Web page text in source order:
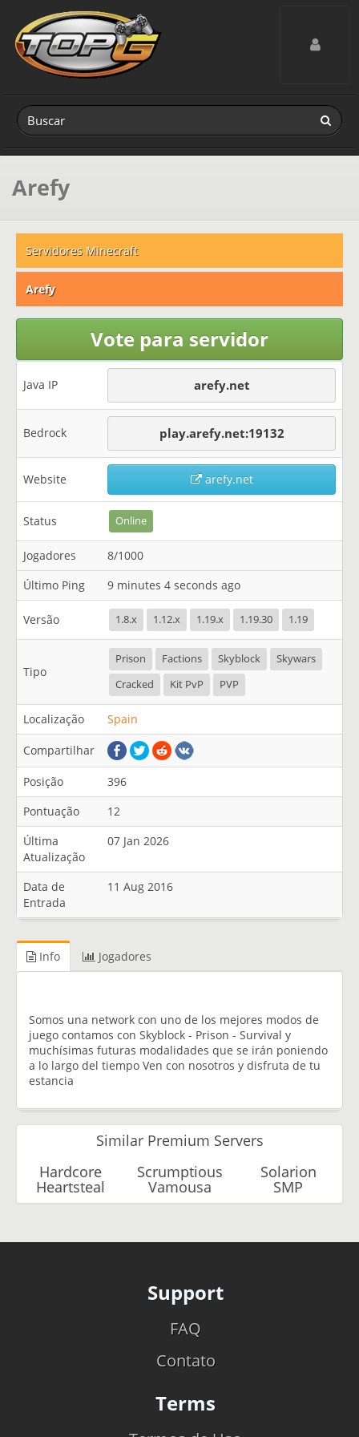
Toggle
Arefy
Servidores Minecraft
Arefy
Vote para servidor
Java IP arefy.net
Bedrock play.arefy.net:19132
Website arefy.net
Status Online
Jogadores
8/1000
Último Ping
9 minutes 4 seconds ago
Versão 1.8.x 1.12.x 1.19.x 1.19.30 1.19
Tipo
Prison Factions Skyblock
Skywars
Cracked
Kit PvP PVP
Localização Spain
Compartilhar
Posição
396
Pontuação
12
Última
Atualização
07 Jan 2026
Data de
Entrada
11 Aug 2016
Info Jogadores
Somos una network con uno de los mejores modos de
juego contamos con Skyblock - Prison - Survival y
muchísimas futuras modalidades que se irán poniendo
a lo largo del tiempo Ven con nosotros y disfruta de tu
estancia
Similar Premium Servers
Hardcore
Heartsteal
Scrumptious
Vamousa
Solarion
SMP
Support
FAQ
Contato
Terms